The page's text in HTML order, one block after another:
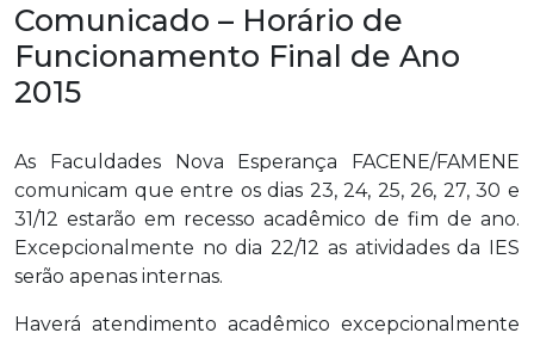
Comunicado – Horário de
Funcionamento Final de Ano
2015
As Faculdades Nova Esperança FACENE/FAMENE
comunicam que entre os dias 23, 24, 25, 26, 27, 30 e
31/12 estarão em recesso acadêmico de fim de ano.
Excepcionalmente no dia 22/12 as atividades da IES
serão apenas internas.
Haverá atendimento acadêmico excepcionalmente